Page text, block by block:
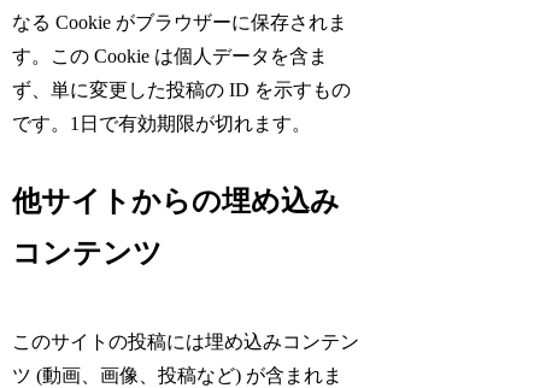
なる Cookie がブラウザーに保存されま
す。この Cookie は個人データを含ま
ず、単に変更した投稿の ID を示すもの
です。1日で有効期限が切れます。
他サイトからの埋め込み
コンテンツ
このサイトの投稿には埋め込みコンテン
ツ (動画、画像、投稿など) が含まれま